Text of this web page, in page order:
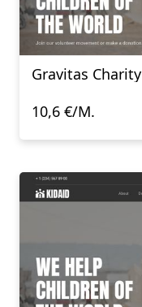
Gravitas Charity
10,6 €/M.